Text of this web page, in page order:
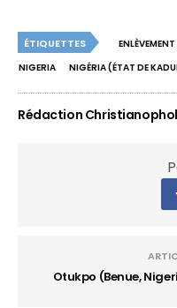
ÉTIQUETTES
NIGERIA
NIGÉRIA (ÉTAT DE
Rédaction
Otukpo (Benue,